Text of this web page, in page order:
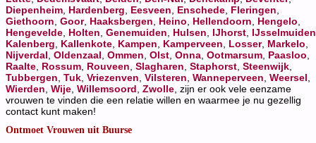
Diepenheim Hardenberg Eesveen Enschede Fleringen
Giethoorn Goor, Haaksbergen Heino Hellendoorn Hengelo
Hengevelde Holten Genemuiden Hulsen IJhorst IJsselmuiden
Kalenberg
Kallenkote Kampen Kamperveen Losser, Markelo
Nijverdal Oldenzaal Ommen Olst Onna Ootmarsum Paasloo
Raalte Rossum Rouveen Slagharen Staphorst Steenwijk
Tubbergen Tuk Vriezenven Vilsteren Wanneperveen Weersel
Wierden Wije Willemsoord Zwolle , zijn er ook vele eenzame
vrouwen te vinden die een relatie willen en waarmee je nu gezellig
contact kunt maken!
Ontmoet Vrouwen uit Buurse